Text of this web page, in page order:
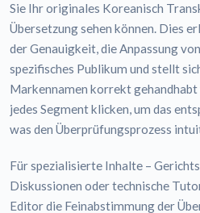
Sie Ihr originales Koreanisch
Übersetzung sehen können. Dies
der Genauigkeit, die Anpassung
spezifisches Publikum und stellt
Markennamen korrekt gehandhabt
jedes Segment klicken, um das
was den Überprüfungsprozess
Für spezialisierte Inhalte –
Diskussionen oder technische
Editor die Feinabstimmung der